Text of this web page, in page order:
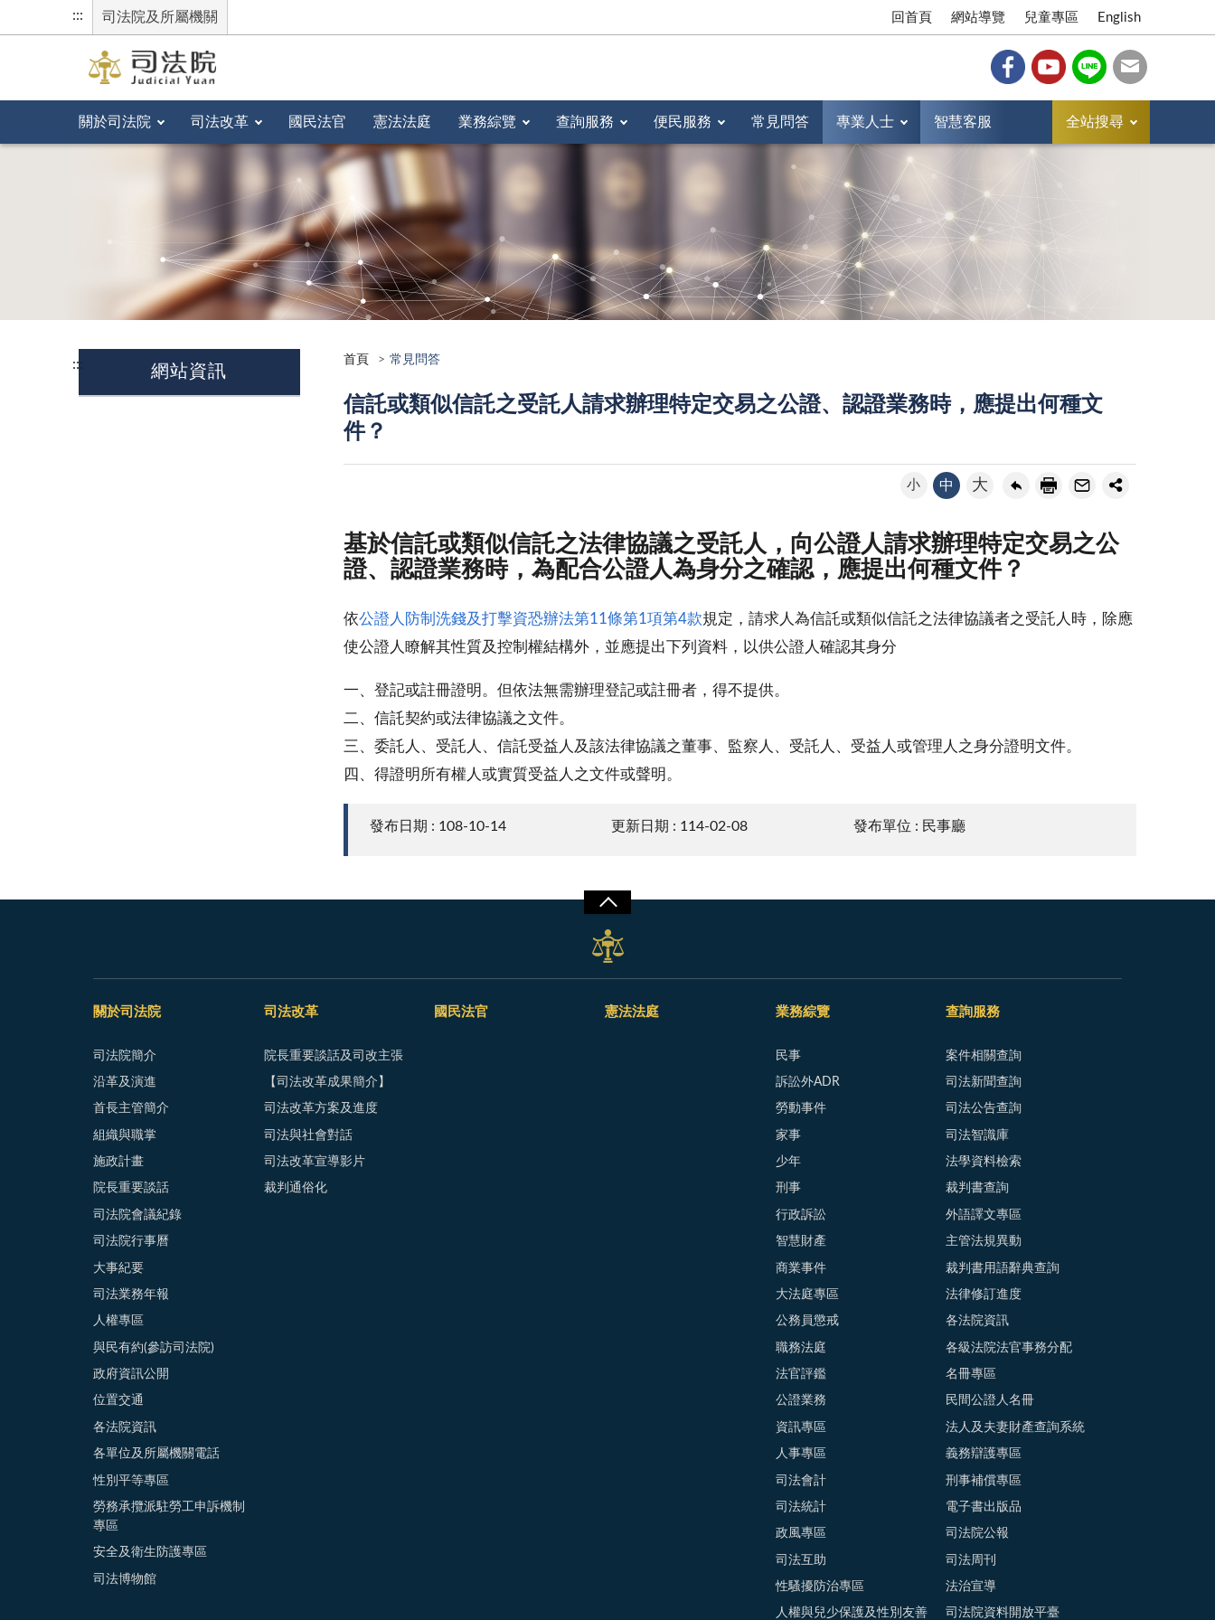
::: 司法院及所屬機關 回首頁 網站導覽 兒童專區 English
關於司法院 司法改革 國民法官 憲法法庭 業務綜覽 查詢服務 便民服務 常見問答 專業人士 智慧客服 全站搜尋
::: 網站資訊
首頁 常見問答
信託或類似信託之受託人請求辦理特定交易之公證、認證業務時，應提出何種文
件？
小 中 大
基於信託或類似信託之法律協議之受託人，向公證人請求辦理特定交易之公
證、認證業務時，為配合公證人為身分之確認，應提出何種文件？
依公證人防制洗錢及打擊資恐辦法第11條第1項第4款規定，請求人為信託或類似信託之法律協議者之受託人時，除應
使公證人瞭解其性質及控制權結構外，並應提出下列資料，以供公證人確認其身分
一、登記或註冊證明。但依法無需辦理登記或註冊者，得不提供。
二、信託契約或法律協議之文件。
三、委託人、受託人、信託受益人及該法律協議之董事、監察人、受託人、受益人或管理人之身分證明文件。
四、得證明所有權人或實質受益人之文件或聲明。
發布日期 : 108-10-14 更新日期 : 114-02-08 發布單位 : 民事廳
關於司法院
司法院簡介
沿革及演進
首長主管簡介
組織與職掌
施政計畫
院長重要談話
司法院會議紀錄
司法院行事曆
大事紀要
司法業務年報
人權專區
與民有約(參訪司法院)
政府資訊公開
位置交通
各法院資訊
各單位及所屬機關電話
性別平等專區
勞務承攬派駐勞工申訴機制
專區
安全及衛生防護專區
司法博物館
司法改革
院長重要談話及司改主張
【司法改革成果簡介】
司法改革方案及進度
司法與社會對話
司法改革宣導影片
裁判通俗化
國民法官 憲法法庭 業務綜覽
民事
訴訟外ADR
勞動事件
家事
少年
刑事
行政訴訟
智慧財產
商業事件
大法庭專區
公務員懲戒
職務法庭
法官評鑑
公證業務
資訊專區
人事專區
司法會計
司法統計
政風專區
司法互助
性騷擾防治專區
人權與兒少保護及性別友善
查詢服務
案件相關查詢
司法新聞查詢
司法公告查詢
司法智識庫
法學資料檢索
裁判書查詢
外語譯文專區
主管法規異動
裁判書用語辭典查詢
法律修訂進度
各法院資訊
各級法院法官事務分配
名冊專區
民間公證人名冊
法人及夫妻財產查詢系統
義務辯護專區
刑事補償專區
電子書出版品
司法院公報
司法周刊
法治宣導
司法院資料開放平臺